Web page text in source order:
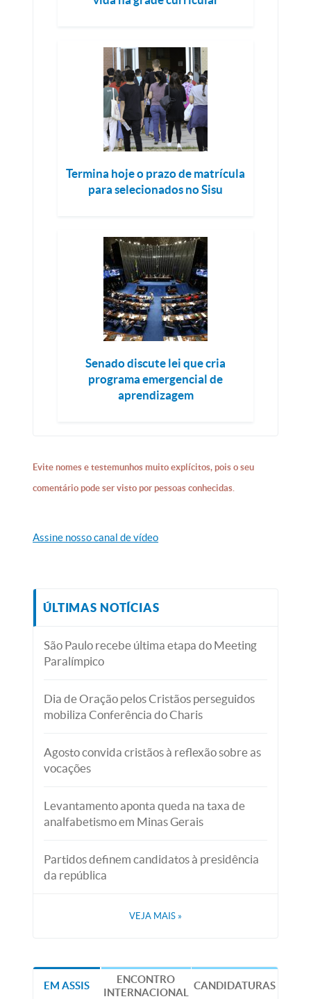
Termina hoje o prazo de matrícula
para selecionados no Sisu
Senado discute lei que cria
programa emergencial de
aprendizagem
Evite nomes e testemunhos muito explícitos, pois o seu
comentário pode ser visto por pessoas conhecidas.
Assine nosso canal de vídeo
ÚLTIMAS NOTÍCIAS
São Paulo recebe última etapa do Meeting
Paralímpico
Dia de Oração pelos Cristãos perseguidos
mobiliza Conferência do Charis
Agosto convida cristãos à reflexão sobre as
vocações
Levantamento aponta queda na taxa de
analfabetismo em Minas Gerais
Partidos definem candidatos à presidência
da república
VEJA MAIS »
EM ASSIS
ENCONTRO
INTERNACIONAL
CANDIDATURAS